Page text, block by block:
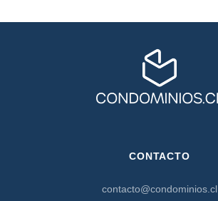
CONTACTO
contacto@condominios.cl